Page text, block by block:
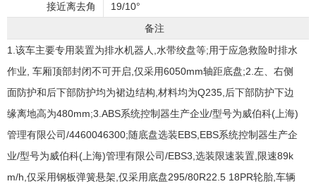
接近离去角
19/10°
备注
1.该车主要专用装置为排水机器人,水带绞盘等;用于应急救险时排水
作业, 车厢顶部封闭不可开启,仅采用6050mm轴距底盘;2.左、右侧
面防护和后下部防护均为裙边结构,材料均为Q235,后下部防护下边
缘离地高为480mm;3.ABS系统控制器生产企业/型号为威伯科(上海)
管理有限公司/4460046300;随底盘选装EBS,EBS系统控制器生产企
业/型号为威伯科(上海)管理有限公司/EBS3,选装限速装置,限速89k
m/h,仅采用钢板弹簧悬架,仅采用底盘295/80R22.5 18PR轮胎,车辆